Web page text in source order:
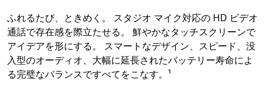
ふれるたび、ときめく。 スタジオ マイク対応の HD ビデオ
通話で存在感を際立たせる。 鮮やかなタッチスクリーンで
アイデアを形にする。 スマートなデザイン、スピード、没
入型のオーディオ、大幅に延長されたバッテリー寿命によ
る完璧なバランスですべてをこなす。¹